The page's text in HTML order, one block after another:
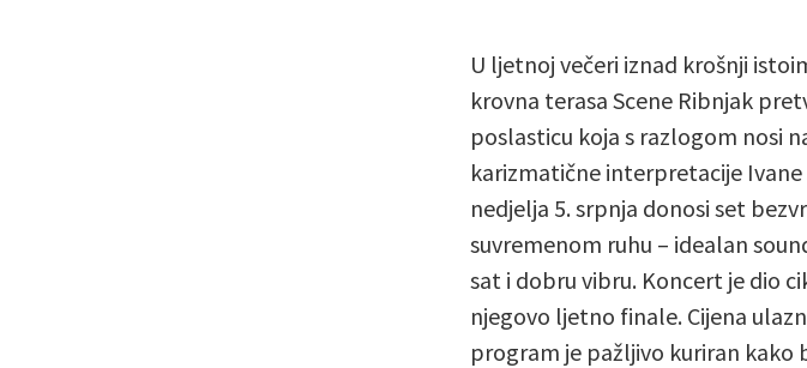
U ljetnoj večeri iznad krošnji
krovna terasa Scene Ribnjak
poslasticu koja s razlogom nosi
karizmatične interpretacije
nedjelja 5. srpnja donosi set
suvremenom ruhu – idealan
sat i dobru vibru. Koncert je dio
njegovo ljetno finale. Cijena
program je pažljivo kuriran kako